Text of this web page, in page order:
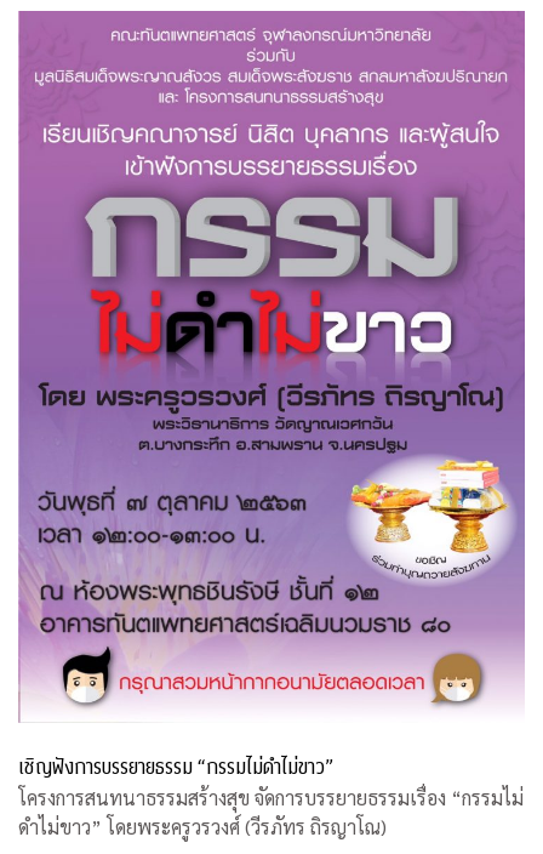
เชิญฟังการบรรยายธรรม “กรรมไม่ดำไม่ขาว”
โครงการสนทนาธรรมสร้างสุข จัดการบรรยายธรรมเรื่อง “กรรมไม่
ดำไม่ขาว” โดยพระครูวรวงศ์ (วีรภัทร ถิรญาโณ)